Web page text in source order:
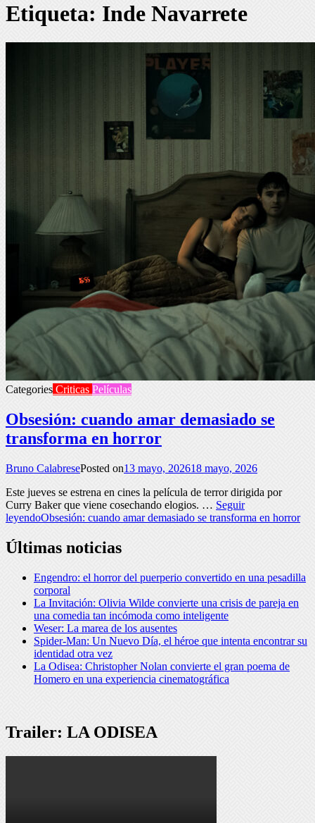
Etiqueta: Inde Navarrete
Categories Criticas Películas
Obsesión: cuando amar demasiado se
transforma en horror
Bruno CalabresePosted on13 mayo, 202618 mayo, 2026
Este jueves se estrena en cines la película de terror dirigida por
Curry Baker que viene cosechando elogios. … Seguir
leyendoObsesión: cuando amar demasiado se transforma en horror
Últimas noticias
Engendro: el horror del puerperio convertido en una pesadilla
corporal
La Invitación: Olivia Wilde convierte una crisis de pareja en
una comedia tan incómoda como inteligente
Weser: La marea de los ausentes
Spider-Man: Un Nuevo Día, el héroe que intenta encontrar su
identidad otra vez
La Odisea: Christopher Nolan convierte el gran poema de
Homero en una experiencia cinematográfica
Trailer: LA ODISEA